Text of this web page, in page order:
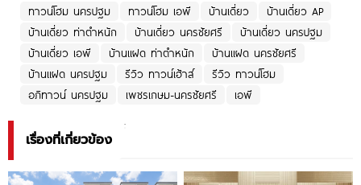
ทาวน์โฮม นครปฐม
ทาวน์โฮม เอพี บ้านเดี่ยว
บ้านเดี่ยว AP
บ้านเดี่ยว ท่าตำหนัก
บ้านเดี่ยว นครชัยศรี
บ้านเดี่ยว นครปฐม
บ้านเดี่ยว เอพี
บ้านแฝด ท่าตำหนัก
บ้านแฝด นครชัยศรี
บ้านแฝด นครปฐม
รีวิว ทาวน์เฮ้าส์
รีวิว ทาวน์โฮม
อภิทาวน์ นครปฐม
เพชรเกษม-นครชัยศรี เอพี
เรื่องที่เกี่ยวข้อง